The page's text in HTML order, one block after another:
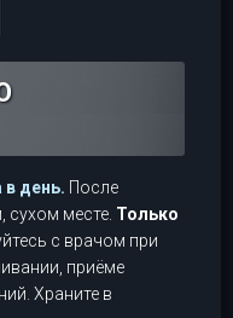
в день. После
сухом месте. Только
с врачом при
приёме
Храните в